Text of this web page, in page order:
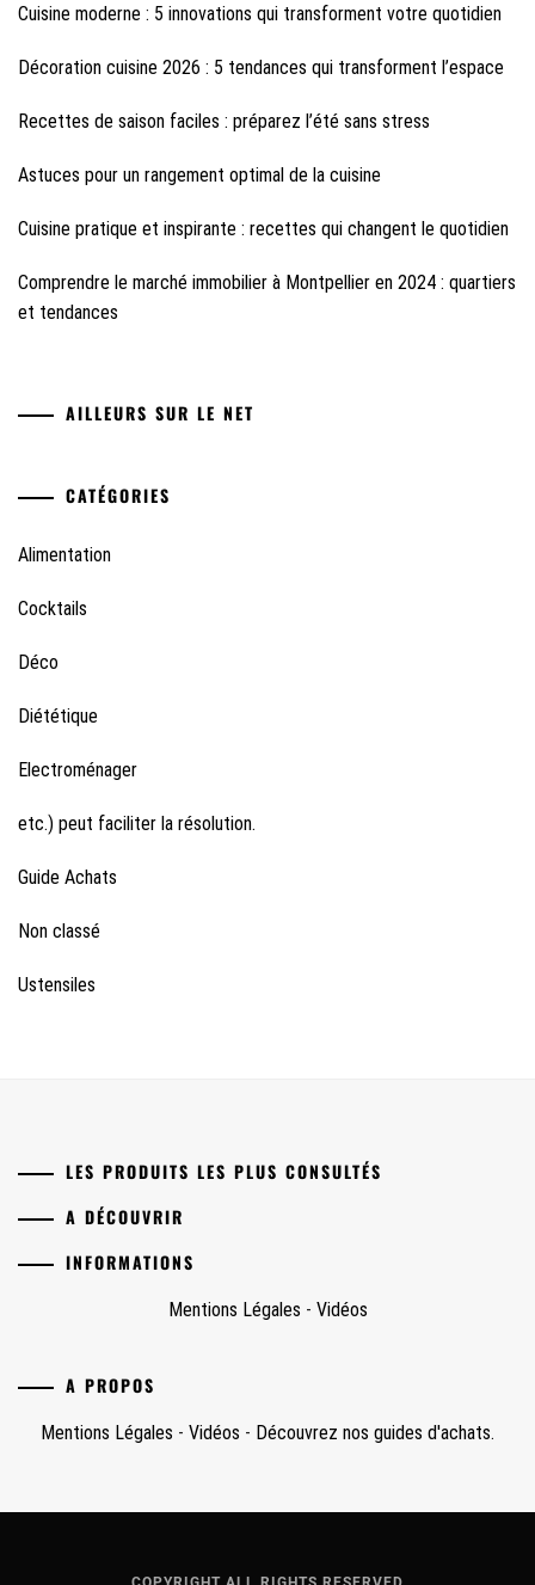
Cuisine moderne : 5 innovations qui transforment votre quotidien
Décoration cuisine 2026 : 5 tendances qui transforment l’espace
Recettes de saison faciles : préparez l’été sans stress
Astuces pour un rangement optimal de la cuisine
Cuisine pratique et inspirante : recettes qui changent le quotidien
Comprendre le marché immobilier à Montpellier en 2024 : quartiers
et tendances
AILLEURS SUR LE NET
CATÉGORIES
Alimentation
Cocktails
Déco
Diététique
Electroménager
etc.) peut faciliter la résolution.
Guide Achats
Non classé
Ustensiles
LES PRODUITS LES PLUS CONSULTÉS
A DÉCOUVRIR
INFORMATIONS
Mentions Légales - Vidéos
A PROPOS
Mentions Légales - Vidéos - Découvrez nos guides d'achats.